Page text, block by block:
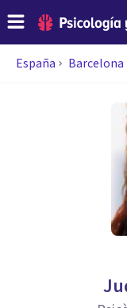
España Barcelona